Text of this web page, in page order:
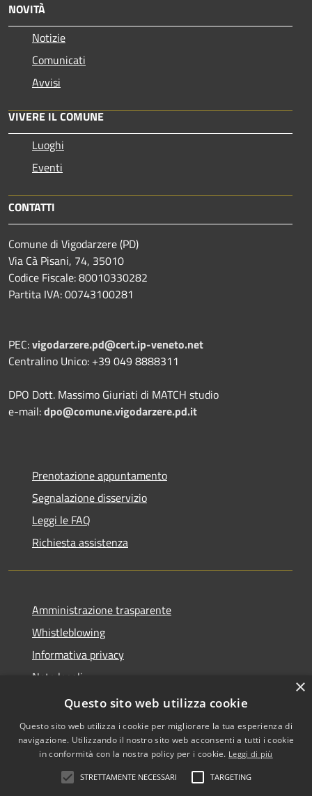
NOVITÀ
Notizie
Comunicati
Avvisi
VIVERE IL COMUNE
Luoghi
Eventi
CONTATTI
Comune di Vigodarzere (PD)
Via Cà Pisani, 74, 35010
Codice Fiscale: 80010330282
Partita IVA: 00743100281
PEC:vigodarzere.pd@cert.ip-veneto.net
Centralino Unico: +39 049 8888311
DPO Dott. Massimo Giuriati di MATCH studio
e-mail:dpo@comune.vigodarzere.pd.it
Prenotazione appuntamento
Segnalazione disservizio
Leggi le FAQ
Richiesta assistenza
Amministrazione trasparente
Whistleblowing
Informativa privacy
Note legali
Dichiarazione di accessibilità
Accessibilità
Copyright © 2026 • Comune di
Vigodarzere • Powered by
×
Questo sito web utilizza cookie
Questo sito web utilizza i cookie per migliorare la tua esperienza di
navigazione. Utilizzando il nostro sito web acconsenti a tutti i cookie
in conformità con la nostra policy per i cookie. Leggi di più
STRETTAMENTE NECESSARI TARGETING